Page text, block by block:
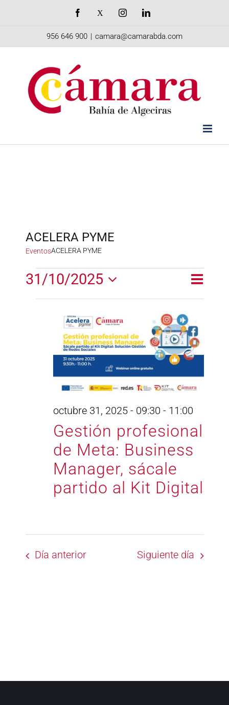
Facebook InstagramLinkedIn
956 646 900 | camara@camarabda.com
ACELERA PYME
EventosACELERA PYME
Eventos
en
octubre
2025
vistas
de
Día
31/10/2025
Selecciona
fecha.
Gestión profesional
de Meta: Business
Manager, sácale
partido al Kit Digital
octubre 31, 2025 - 09:30 - 11:00
Día anterior Siguiente día